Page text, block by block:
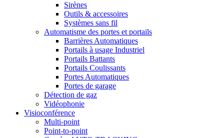
Sirènes
Outils & accessoires
Systèmes sans fil
Automatisme des portes et portails
Barrières Automatiques
Portails à usage Industriel
Portails Battants
Portails Coulissants
Portes Automatiques
Portes de garage
Détection de gaz
Vidéophonie
Visioconférence
Multi-point
Point-to-point